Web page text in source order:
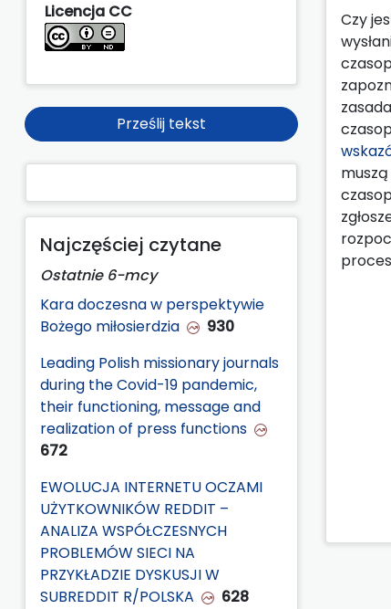
Licencja CC
Prześlij tekst
Najczęściej czytane
Ostatnie 6-mcy
Kara doczesna w perspektywie
Bożego miłosierdzia
930
Leading Polish missionary journals
during the Covid-19 pandemic,
their functioning, message and
realization of press functions
672
EWOLUCJA INTERNETU OCZAMI
UŻYTKOWNIKÓW REDDIT –
ANALIZA WSPÓŁCZESNYCH
PROBLEMÓW SIECI NA
PRZYKŁADZIE DYSKUSJI W
SUBREDDIT R/POLSKA
628
Czy
muszą